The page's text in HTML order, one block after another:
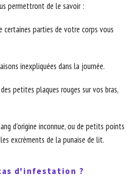
permettront de le savoir :
certaines parties de votre corps vous
inexpliquées dans la journée.
petites plaques rouges sur vos bras,
d’origine inconnue, ou de petits points
excréments de la punaise de lit.
d'infestation ?